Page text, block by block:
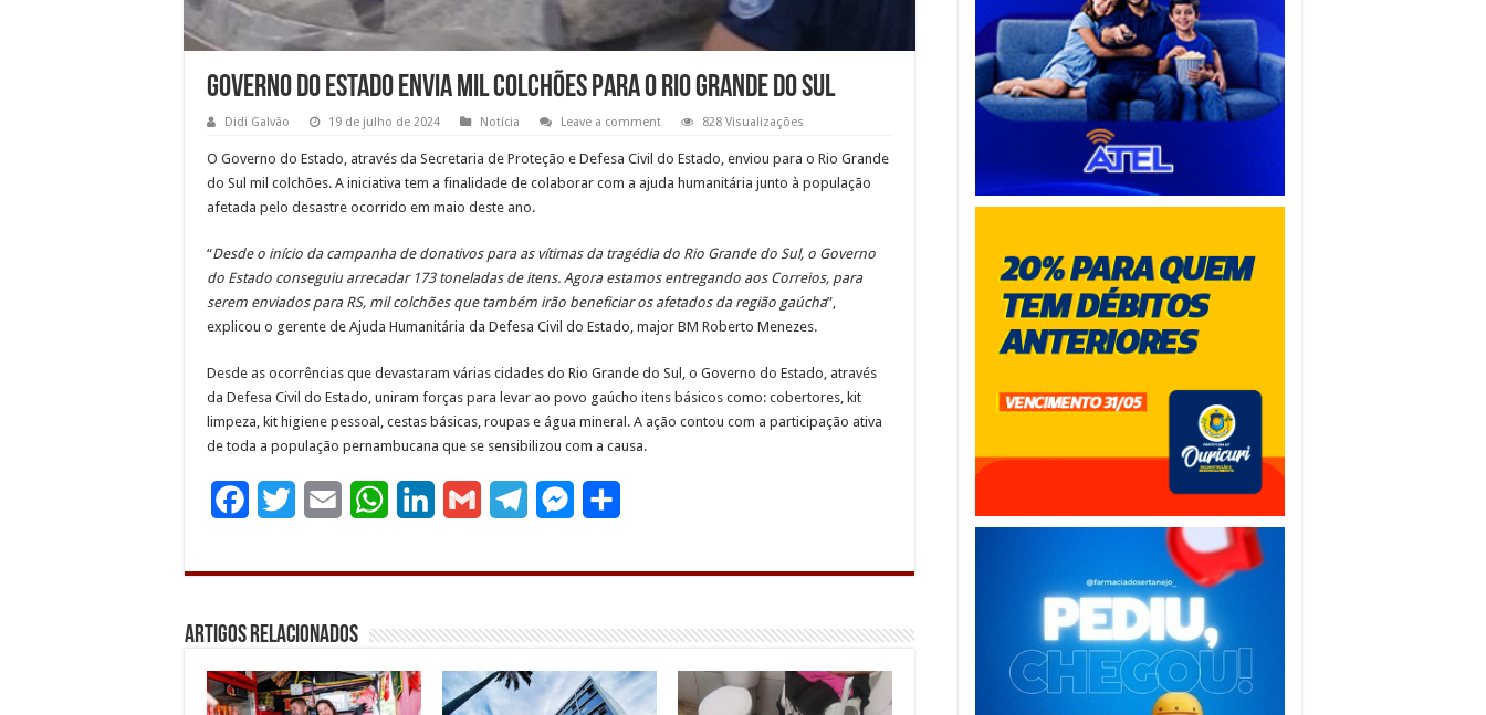
Governo do Estado envia mil colchões para o Rio Grande do Sul
Didi Galvão 19 de julho de 2024 Notícia Leave a comment 828 Visualizações
O Governo do Estado, através da Secretaria de Proteção e Defesa Civil do Estado, enviou para o Rio Grande
do Sul mil colchões. A iniciativa tem a finalidade de colaborar com a ajuda humanitária junto à população
afetada pelo desastre ocorrido em maio deste ano.
“Desde o início da campanha de donativos para as vítimas da tragédia do Rio Grande do Sul, o Governo
do Estado conseguiu arrecadar 173 toneladas de itens. Agora estamos entregando aos Correios, para
serem enviados para RS, mil colchões que também irão beneficiar os afetados da região gaúcha”,
explicou o gerente de Ajuda Humanitária da Defesa Civil do Estado, major BM Roberto Menezes.
Desde as ocorrências que devastaram várias cidades do Rio Grande do Sul, o Governo do Estado, através
da Defesa Civil do Estado, uniram forças para levar ao povo gaúcho itens básicos como: cobertores, kit
limpeza, kit higiene pessoal, cestas básicas, roupas e água mineral. A ação contou com a participação ativa
de toda a população pernambucana que se sensibilizou com a causa.
c
b
o
i
t
e
a
l
a
s
A
n
e
d
a
l
l
g
r
s
e
n
a
e
Artigos Relacionados